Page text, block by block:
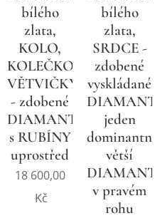
bílého
zlata,
KOLO,
KOLEČKO,
VĚTVIČKY
- zdobené
DIAMANTY
s RUBÍNY
uprostřed
18 600,00
Kč
bílého
zlata,
SRDCE -
zdobené
vyskládané
DIAMANTY,
jeden
dominantní
větší
DIAMANT
v pravém
rohu